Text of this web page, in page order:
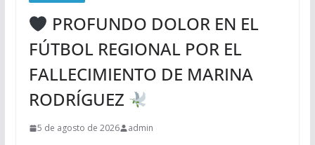
PROFUNDO DOLOR EN EL
FÚTBOL REGIONAL POR EL
FALLECIMIENTO DE MARINA
RODRÍGUEZ
5 de agosto de 2026 admin